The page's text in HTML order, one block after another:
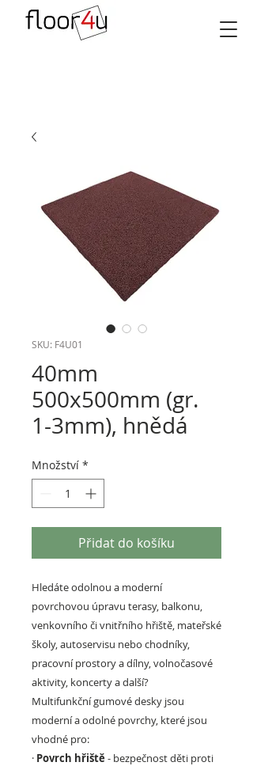
SKU: F4U01
40mm
500x500mm (gr.
1-3mm), hnědá
Množství *
Přidat do košíku
Hledáte odolnou a moderní
povrchovou úpravu terasy, balkonu,
venkovního či vnitřního hřiště, mateřské
školy, autoservisu nebo chodníky,
pracovní prostory a dílny, volnočasové
aktivity, koncerty a další?
Multifunkční gumové desky jsou
moderní a odolné povrchy, které jsou
vhodné pro:
· Povrch hřiště- bezpečnost děti proti